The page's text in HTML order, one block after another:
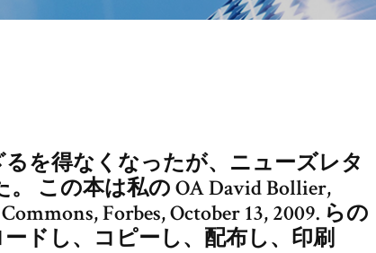
を得なくなったが、ニューズレタ
この本は私の OA David Bollier,
Forbes, October 13, 2009. らの
ドし、コピーし、配布し、印刷